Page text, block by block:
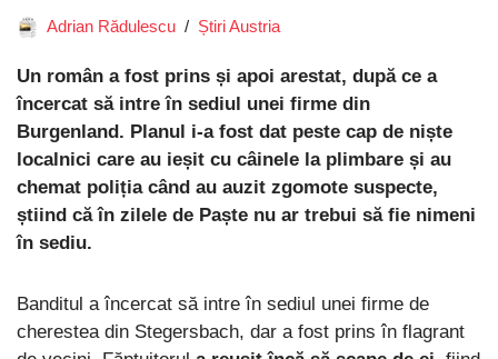
Adrian Rădulescu Știri Austria
Un român a fost prins și apoi arestat, după ce a
încercat să intre în sediul unei firme din
Burgenland. Planul i-a fost dat peste cap de niște
localnici care au ieșit cu câinele la plimbare și au
chemat poliția când au auzit zgomote suspecte,
știind că în zilele de Paște nu ar trebui să fie nimeni
în sediu.
Banditul a încercat să intre în sediul unei firme de
cherestea din Stegersbach, dar a fost prins în flagrant